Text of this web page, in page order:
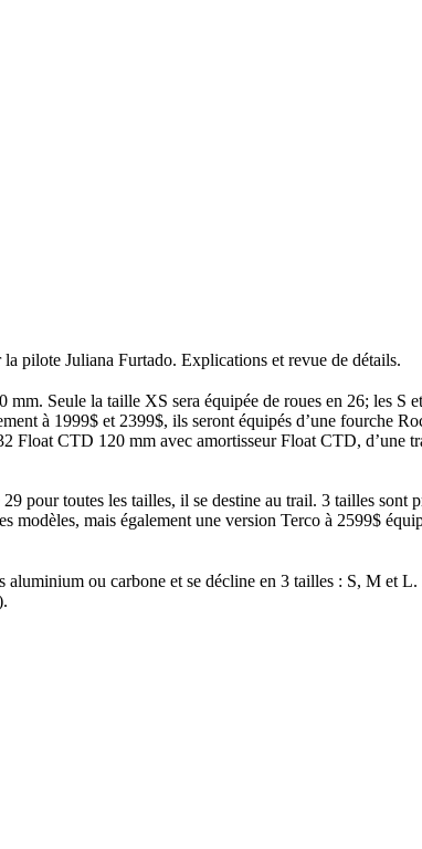
pilote Juliana Furtado. Explications et revue de détails.
Seule la taille XS sera équipée de roues en 26; les S
à 1999$ et 2399$, ils seront équipés d’une fourche
CTD 120 mm avec amortisseur Float CTD, d’une
pour toutes les tailles, il se destine au trail. 3 tailles sont
mais également une version Terco à 2599$
ou carbone et se décline en 3 tailles : S, M et